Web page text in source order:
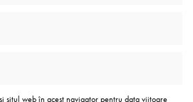
situl web în acest navigator pentru data viitoare